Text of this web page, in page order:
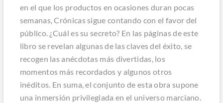
en el que los productos en ocasiones duran pocas
semanas, Crónicas sigue contando con el favor del
público. ¿Cuál es su secreto? En las páginas de este
libro se revelan algunas de las claves del éxito, se
recogen las anécdotas más divertidas, los
momentos más recordados y algunos otros
inéditos. En suma, el conjunto de esta obra supone
una inmersión privilegiada en el universo marciano.